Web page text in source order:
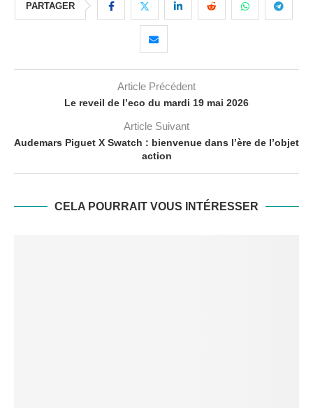
PARTAGER
Article Précédent
Le reveil de l’eco du mardi 19 mai 2026
Article Suivant
Audemars Piguet X Swatch : bienvenue dans l’ère de l’objet
action
CELA POURRAIT VOUS INTÉRESSER